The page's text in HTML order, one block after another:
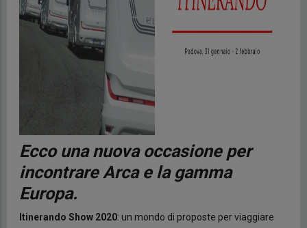
Ecco una nuova occasione per
incontrare Arca e la gamma
Europa.
Itinerando Show 2020: un mondo di proposte per viaggiare